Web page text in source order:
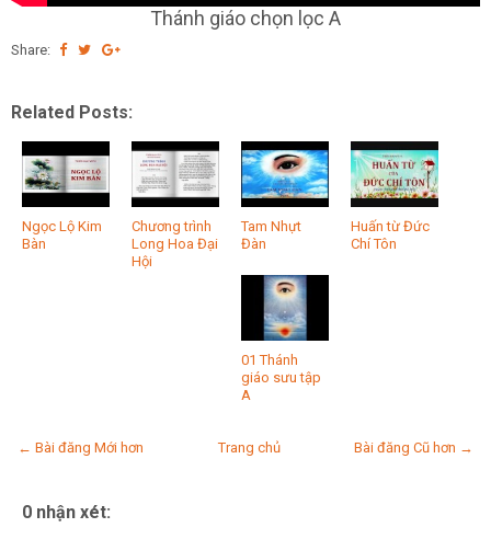
Thánh giáo chọn lọc A
Share:
Related Posts:
Ngọc Lộ Kim
Bàn
Chương trình
Long Hoa Đại
Hội
Tam Nhựt
Đàn
Huấn từ Đức
Chí Tôn
01 Thánh
giáo sưu tập
A
← Bài đăng Mới hơn Bài đăng Cũ hơn →
Trang chủ
0 nhận xét: